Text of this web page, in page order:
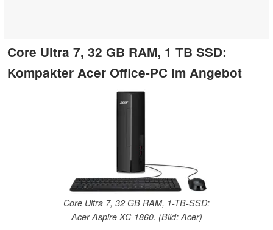
Core Ultra 7, 32 GB RAM, 1 TB SSD:
Kompakter Acer Office-PC im Angebot
Core Ultra 7, 32 GB RAM, 1-TB-SSD:
Acer Aspire XC-1860. (Bild: Acer)